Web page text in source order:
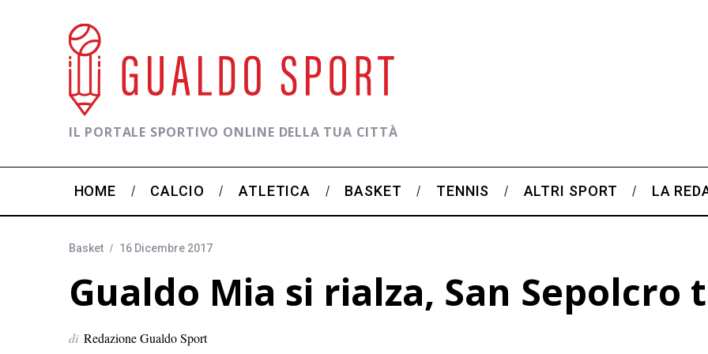
IL PORTALE SPORTIVO ONLINE DELLA TUA CITTÀ
HOME CALCIO ATLETICA BASKET TENNIS ALTRI SPORT LA
Basket 16 Dicembre 2017
Gualdo Mia si rialza, San Sepolcro
di Redazione Gualdo Sport